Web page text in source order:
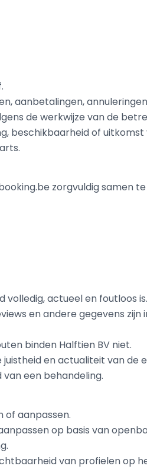
aanbetalingen,
de werkwijze van de
beschikbaarheid of
zorgvuldig samen
actueel en foutloos is.
en andere gegevens zijn
binden Halftien BV niet.
en actualiteit van de
een behandeling.
of aanpassen.
op basis van
van profielen op